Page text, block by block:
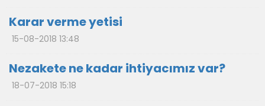
Karar verme yetisi
15-08-2018 13:48
Nezakete ne kadar ihtiyacımız var?
18-07-2018 15:18